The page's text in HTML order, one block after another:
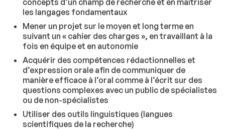
concepts d’un champ de recherche et en maîtriser
les langages fondamentaux
Mener un projet sur le moyen et long terme en
suivant un « cahier des charges », en travaillant à la
fois en équipe et en autonomie
Acquérir des compétences rédactionnelles et
d’expression orale afin de communiquer de
manière efficace à l’oral comme à l’écrit sur des
questions complexes avec un public de spécialistes
ou de non-spécialistes
Utiliser des outils linguistiques (langues
scientifiques de la recherche)